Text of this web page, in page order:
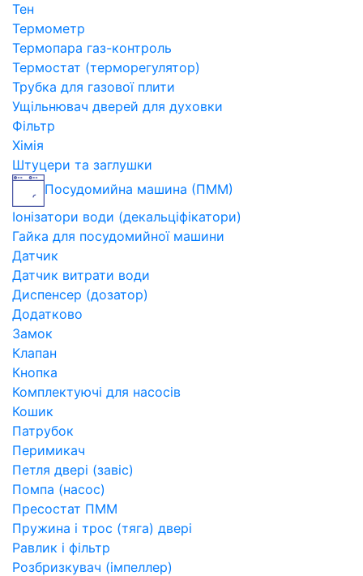
Тен
Термометр
Термопара газ-контроль
Термостат (терморегулятор)
Трубка для газової плити
Ущільнювач дверей для духовки
Фільтр
Хімія
Штуцери та заглушки
Посудомийна машина (ПММ)
Іонізатори води (декальціфікатори)
Гайка для посудомийної машини
Датчик
Датчик витрати води
Диспенсер (дозатор)
Додатково
Замок
Клапан
Кнопка
Комплектуючі для насосів
Кошик
Патрубок
Перимикач
Петля двері (завіс)
Помпа (насос)
Пресостат ПММ
Пружина і трос (тяга) двері
Равлик і фільтр
Розбризкувач (імпеллер)